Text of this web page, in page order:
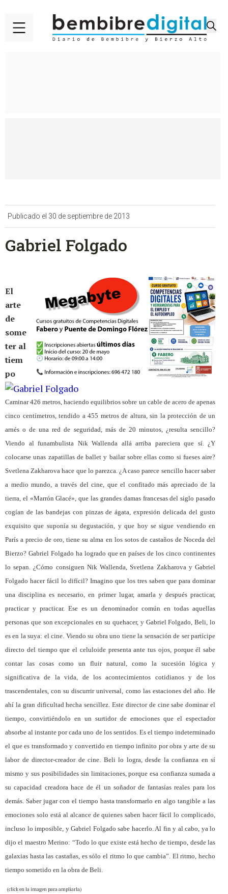
Publicado el 30 de septiembre de 2013
Gabriel Folgado
El
arte
de
some
ter al
tiem
po
Caminar 426 metros, haciendo equilibrios sobre un cable de acero de apenas
cinco centímetros, tendido a 455 metros de altura, sin la protección de un
arnés o de una red de seguridad, más de 20 minutos, ¿resulta sencillo?
Viendo al funambulista Nik Wallenda allá arriba pareciera que sí. ¿Y
colocarse unas zapatillas de ballet y bailar sobre ellas como si fueses aire?
Svetlena Zakharova hace que lo parezca. ¿A caso parece sencillo hacer saber
a medio mundo, a través del cine, que el confitado más apreciado de la
tierra, el «Marrón Glacé», que las grandes damas francesas del siglo pasado
cogían de las bandejas con pinzas de ágata, expresión delicada del gusto
exquisito que suponía su degustación, y que hoy se sigue vendiendo en
París a precio de oro, tiene su alma en los sotos de castaños de Noceda del
Bierzo? Gabriel Folgado ha logrado que en países de los cinco continentes
lo sepan. ¿Cómo consiguen Nik Wallenda, Svetlena Zakharova y Gabriel
Folgado hacer fácil lo difícil? Imagino que los tres saben que para dominar
una disciplina es necesario, en primer lugar, amarla y después practicar,
practicar y practicar. Ese es un denominador común en todas aquellas
personas que son excepcionales en su quehacer, y Gabriel Folgado, Beli, lo
es en la suya: el cine. Viendo su obra uno tiene la sensación de ser partícipe
directo del tiempo que el celuloide presenta ante tus ojos, porque él sabe
contar las cosas como un fluir natural, como la sucesión lógica y
significativa de la vida, de los acontecimientos cotidianos y de los
trascendentales, con su discurrir universal, como las estaciones del año. He
ahí la gran dificultad hecha sencillez. Este director de cine sabe dominar el
tiempo, convirtiéndolo en un surtidor de emociones que el espectador
absorbe al instante por cada uno de los sentidos. Es el tiempo indeterminado
el que es transformado y convertido en tiempo infinito por obra y arte de su
labor de director-creador de cine. Beli lo logra, desde la confianza en sí
mismo y sus posibilidades sin limitaciones, porque esa confianza sumada a
su capacidad creadora hace de él un soñador de fantasías reales para los
demás. Saber jugar con el tiempo hasta transformarlo en algo tangible a las
emociones solo está al alcance de quienes saben hacer fácil lo complicado,
incluso lo imposible, y Gabriel Folgado sabe hacerlo. Al fin y al cabo, ya lo
dijo el maestro Merino: “Todo lo que existe está hecho de tiempo, desde las
galaxias hasta las castañas, es sólo el ritmo lo que cambia”. El ritmo, hecho
tiempo sometido en la obra de Beli.
(click en la imagen para ampliarla)